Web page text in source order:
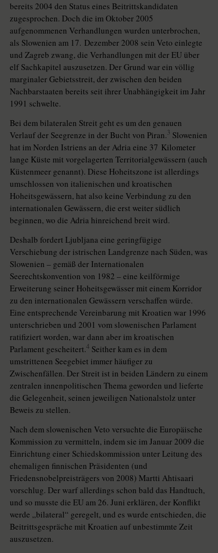
bereits 2004 den Status eines Beitrittskandidaten
zugesprochen. Doch die im Oktober 2005
aufgenommenen Verhandlungen wurden unterbrochen,
als Slowenien am 17. Dezember 2008 sein Veto einlegte
und Zagreb zwang, die Verhandlungen mit der EU über
elf Sachkapitel auszusetzen. Der Grund war ein völlig
marginaler Gebietsstreit, der zwischen den beiden
Nachbarstaaten bereits seit ihrer Unabhängigkeit im Jahr
1991 schwelte.
Bei dem bilateralen Streit geht es um den genauen
Verlauf der Seegrenze in der Bucht von Piran.3 Slowenien
hat im Norden Istriens an der Adria eine 37 Kilometer
lange Küste mit vorgelagerten Territorialgewässern (auch
Küstenmeer genannt). Diese Hoheitszone ist allerdings
umschlossen von italienischen und kroatischen
Hoheitsgewässern, hat also keine Verbindung zu den
internationalen Gewässern, die erst weiter südlich
beginnen, wo die Adria hinreichend breit wird.
Deshalb fordert Ljubljana eine geringfügige
Verschiebung der istrischen Landgrenze nach Süden, was
Slowenien – gemäß der Internationalen
Seerechtskonvention von 1982 – eine keilförmige
Erweiterung seiner Hoheitsgewässer mit einem Korridor
zu den internationalen Gewässern verschaffen würde.
Eine entsprechende Vereinbarung mit Kroatien war 1996
unterschrieben und 2001 vom slowenischen Parlament
ratifiziert worden, war dann aber im kroatischen
Parlament gescheitert.4 Seither kam es in dem
umstrittenen Seegebiet immer häufiger zu
Zwischenfällen. Der Streit ist in beiden Ländern zu einem
zentralen innenpolitischen Thema geworden und lieferte
die Gelegenheit, seinen jeweiligen Nationalstolz unter
Beweis zu stellen.
Nach dem slowenischen Veto versuchte die Europäische
Kommission zu vermitteln, indem sie im Januar 2009 die
Einrichtung einer Schiedskommission unter Leitung des
ehemaligen finnischen Präsidenten (und
Friedensnobelpreisträgers von 2008) Martti Ahtisaari
vorschlug. Der warf allerdings schon bald das Handtuch,
und so musste die EU am 26. Juni erklären, der Konflikt
werde „bilateral“ geregelt, und es wurde entschieden, die
Beitrittsgespräche mit Kroatien auf unbestimmte Zeit
auszusetzen.